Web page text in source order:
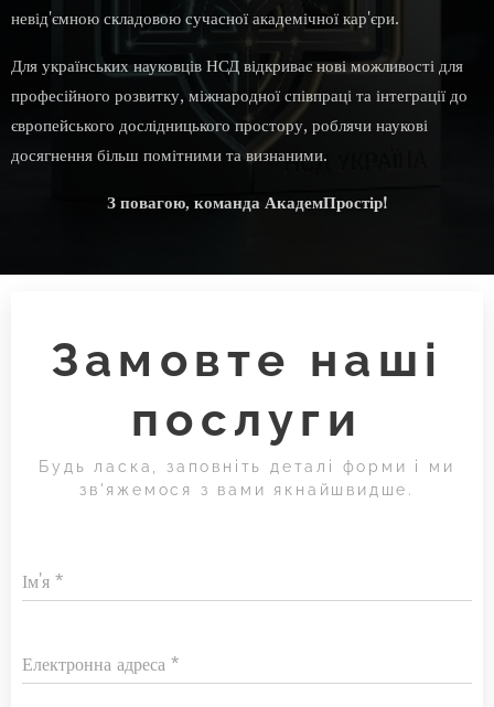
невід'ємною складовою сучасної академічної кар'єри.
Для українських науковців НСД відкриває нові можливості для
професійного розвитку, міжнародної співпраці та інтеграції до
європейського дослідницького простору, роблячи наукові
досягнення більш помітними та визнаними.
З повагою, команда АкадемПростір!
Замовте наші
послуги
Будь ласка, заповніть деталі форми і ми
зв'яжемося з вами якнайшвидше.
Ім'я
Електронна адреса